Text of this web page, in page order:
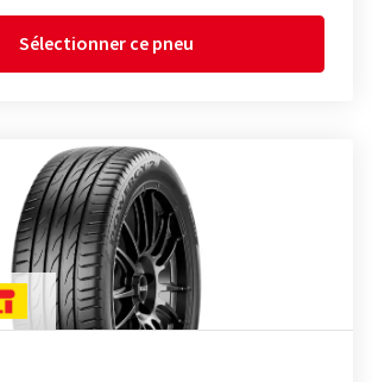
Sélectionner ce pneu